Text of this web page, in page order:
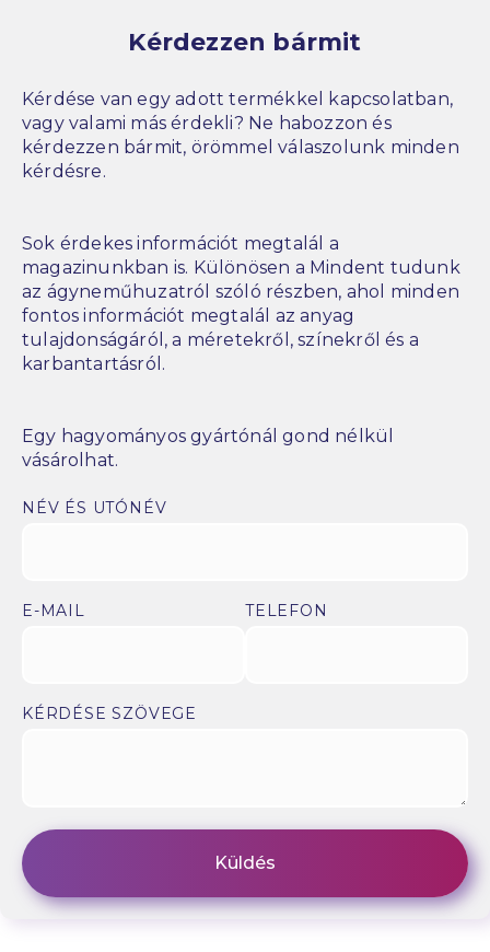
Kérdezzen bármit
Kérdése van egy adott termékkel kapcsolatban,
vagy valami más érdekli? Ne habozzon és
kérdezzen bármit, örömmel válaszolunk minden
kérdésre.
Sok érdekes információt megtalál a
magazinunkban is. Különösen a Mindent tudunk
az ágyneműhuzatról szóló részben, ahol minden
fontos információt megtalál az anyag
tulajdonságáról, a méretekről, színekről és a
karbantartásról.
Egy hagyományos gyártónál gond nélkül
vásárolhat.
NÉV ÉS UTÓNÉV
E-MAIL TELEFON
KÉRDÉSE SZÖVEGE